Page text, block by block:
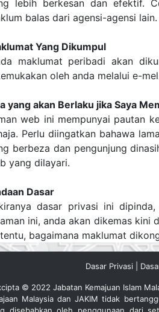
lebih berkesan dan efektif.
balas dari agensi-agensi lain.
Yang Dikumpul
maklumat peribadi akan
oleh anda melalui e-
yang akan Berlaku jika Saya
web ini mempunyai pautan
Perlu diingatkan bahawa
berbeza dan pengunjung
yang dilayari.
Dasar
dasar privasi ini
ini, anda akan dikemas kini
bagaimana maklumat
Dasar Privasi
© 2022 Jabatan Kemajuan Islam
Malaysia dan JAKIM tidak